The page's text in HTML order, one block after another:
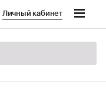
Личный кабинет